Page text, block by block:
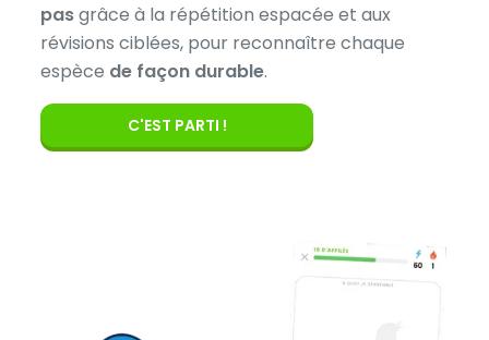
pasgrâce à la répétition espacée et aux
révisions ciblées, pour reconnaître chaque
espèce de façon durable.
C'EST PARTI !